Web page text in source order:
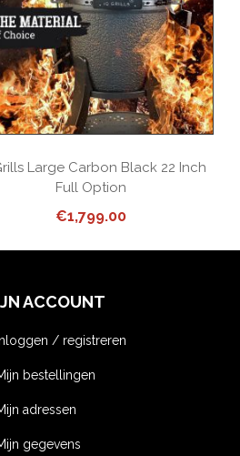
Large Carbon Black 22 Inch
Full Option
€1,799.00
ACCOUNT
Inloggen / registreren
bestellingen
adressen
gegevens